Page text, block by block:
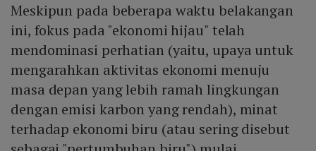
Meskipun pada beberapa waktu belakangan
ini, fokus pada "ekonomi hijau" telah
mendominasi perhatian (yaitu, upaya untuk
mengarahkan aktivitas ekonomi menuju
masa depan yang lebih ramah lingkungan
dengan emisi karbon yang rendah), minat
terhadap ekonomi biru (atau sering disebut